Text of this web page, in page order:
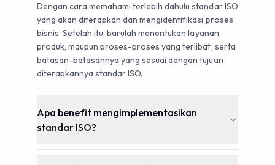
Dengan cara memahami terlebih dahulu standar ISO
yang akan diterapkan dan mengidentifikasi proses
bisnis. Setelah itu, barulah menentukan layanan,
produk, maupun proses-proses yang terlibat, serta
batasan-batasannya yang sesuai dengan tujuan
diterapkannya standar ISO.
Apa benefit mengimplementasikan
standar ISO?